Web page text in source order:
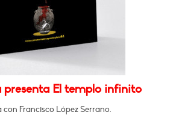
presenta El templo infinito
con Francisco López Serrano.